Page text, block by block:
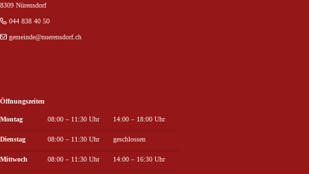
8309 Nürensdorf
044 838 40 50
gemeinde@nuerensdorf.ch
Öffnungszeiten
Wochentag Öffnungszeiten Vormittag Öffnungszeiten Nachmittag
Montag 08:00 – 11:30 Uhr 14:00 – 18:00 Uhr
Dienstag 08:00 – 11:30 Uhr geschlossen
Mittwoch 08:00 – 11:30 Uhr 14:00 – 16:30 Uhr